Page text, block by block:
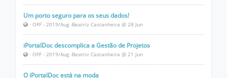
Um porto seguro para os seus dados!
· OFF - 2019/Aug -Beatriz Castanheira @ 28 Jun
iPortalDoc descomplica a Gestão de Projetos
· OFF - 2019/Aug -Beatriz Castanheira @ 21 Jun
O iPortalDoc está na moda